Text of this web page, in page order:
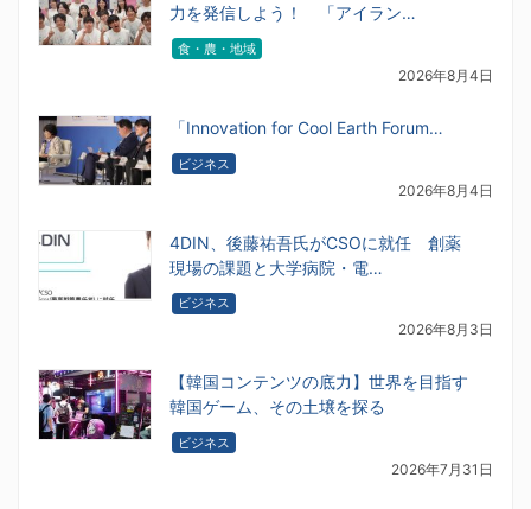
力を発信しよう！ 「アイラン…
食・農・地域
2026年8月4日
「Innovation for Cool Earth Forum…
ビジネス
2026年8月4日
4DIN、後藤祐吾氏がCSOに就任 創薬
現場の課題と大学病院・電…
ビジネス
2026年8月3日
【韓国コンテンツの底力】世界を目指す
韓国ゲーム、その土壌を探る
ビジネス
2026年7月31日